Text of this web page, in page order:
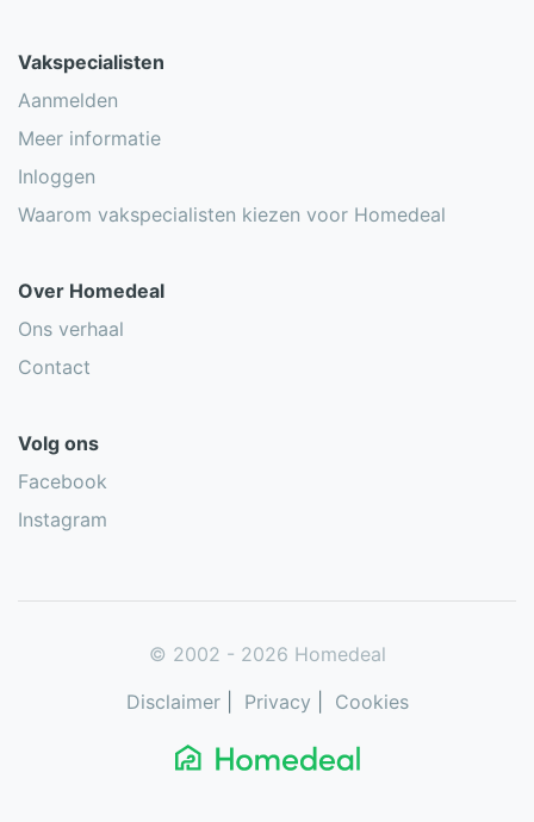
Vakspecialisten
Aanmelden
Meer informatie
Inloggen
Waarom vakspecialisten kiezen voor Homedeal
Over Homedeal
Ons verhaal
Contact
Volg ons
Facebook
Instagram
© 2002 - 2026 Homedeal
Disclaimer| Privacy Cookies